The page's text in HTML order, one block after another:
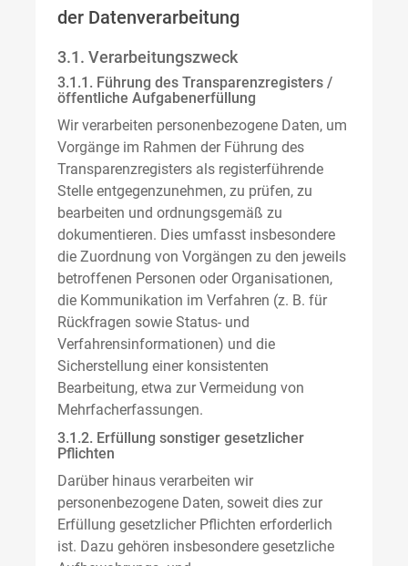
der Datenverarbeitung
3.1. Verarbeitungszweck
3.1.1. Führung des Transparenzregisters /
öffentliche Aufgabenerfüllung
Wir verarbeiten personenbezogene Daten, um
Vorgänge im Rahmen der Führung des
Transparenzregisters als registerführende
Stelle entgegenzunehmen, zu prüfen, zu
bearbeiten und ordnungsgemäß zu
dokumentieren. Dies umfasst insbesondere
die Zuordnung von Vorgängen zu den jeweils
betroffenen Personen oder Organisationen,
die Kommunikation im Verfahren (z. B. für
Rückfragen sowie Status- und
Verfahrensinformationen) und die
Sicherstellung einer konsistenten
Bearbeitung, etwa zur Vermeidung von
Mehrfacherfassungen.
3.1.2. Erfüllung sonstiger gesetzlicher
Pflichten
Darüber hinaus verarbeiten wir
personenbezogene Daten, soweit dies zur
Erfüllung gesetzlicher Pflichten erforderlich
ist. Dazu gehören insbesondere gesetzliche